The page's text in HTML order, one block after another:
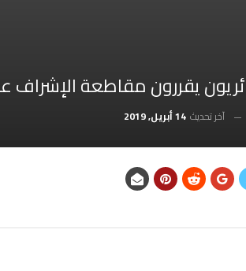
يقررون مقاطعة الإشراف
آخر تحديث 14 أبريل, 2019